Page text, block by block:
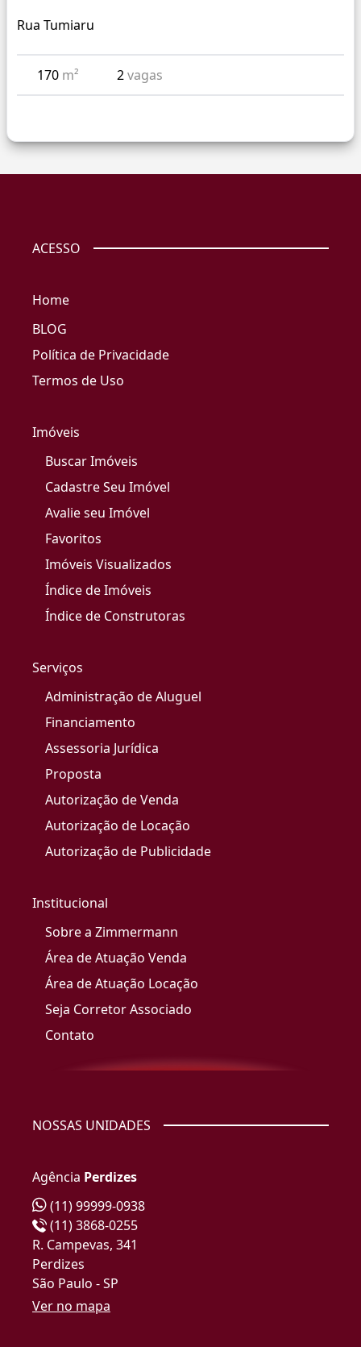
Rua Tumiaru
170 m² 2vagas
ACESSO
Home
BLOG
Política de Privacidade
Termos de Uso
Imóveis
Buscar Imóveis
Cadastre Seu Imóvel
Avalie seu Imóvel
Favoritos
Imóveis Visualizados
Índice de Imóveis
Índice de Construtoras
Serviços
Administração de Aluguel
Financiamento
Assessoria Jurídica
Proposta
Autorização de Venda
Autorização de Locação
Autorização de Publicidade
Institucional
Sobre a Zimmermann
Área de Atuação Venda
Área de Atuação Locação
Seja Corretor Associado
Contato
NOSSAS UNIDADES
Agência Perdizes
(11) 99999-0938
(11) 3868-0255
R. Campevas, 341
Perdizes
São Paulo - SP
Ver no mapa